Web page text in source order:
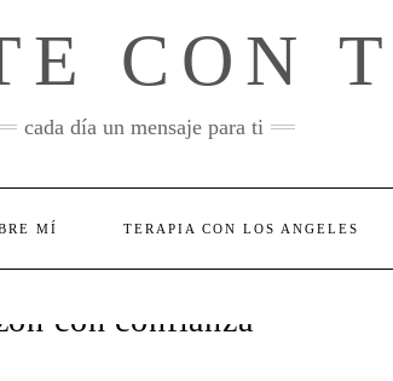
CON
cada día un mensaje para ti
MÍ TERAPIA CON LOS ANGELES
con confianza